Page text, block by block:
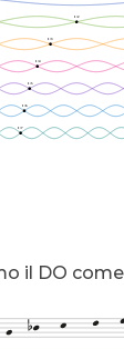
il DO